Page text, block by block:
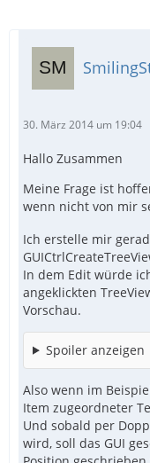
30. März 2014 um 19:04
Hallo Zusammen
Meine Frage ist
wenn nicht von mir
Ich erstelle mir
In dem Edit würde
angeklickten
Vorschau.
Spoiler anzeigen
Also wenn im
Item zugeordneter
Und sobald per
wird, soll das GUI